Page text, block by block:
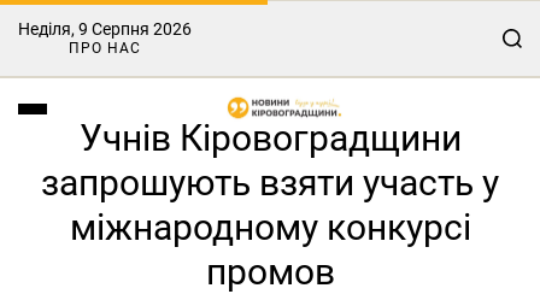
Неділя, 9 Серпня 2026
ПРО НАС
Учнів Кіровоградщини
запрошують взяти участь у
міжнародному конкурсі
промов